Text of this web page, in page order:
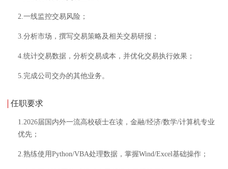
2.一线监控交易风险；
3.分析市场，撰写交易策略及相关交易研报；
4.统计交易数据，分析交易成本，并优化交易执行效果；
5.完成公司交办的其他业务。
任职要求
1.2026届国内外一流高校硕士在读，金融/经济/数学/计算机专业
优先；
2.熟练使用Python/VBA处理数据，掌握Wind/Excel基础操作；